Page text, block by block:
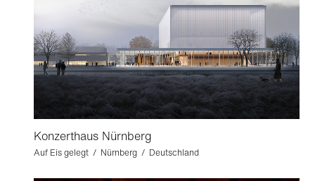
Konzerthaus Nürnberg
Auf Eis gelegt / Nürnberg / Deutschland